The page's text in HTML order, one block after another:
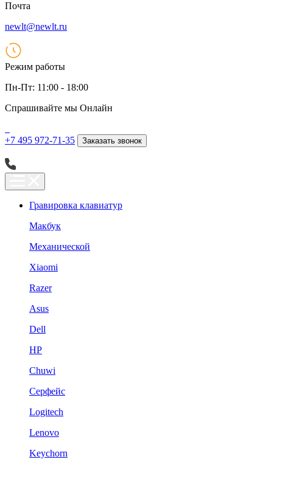
Почта
newlt@newlt.ru
Режим работы
Пн-Пт: 11:00 - 18:00
Спрашивайте мы Онлайн
+7 495 972-71-35 Заказать звонок
Гравировка клавиатур
Макбук
Механической
Xiaomi
Razer
Asus
Dell
HP
Chuwi
Серфейс
Logitech
Lenovo
Keychorn